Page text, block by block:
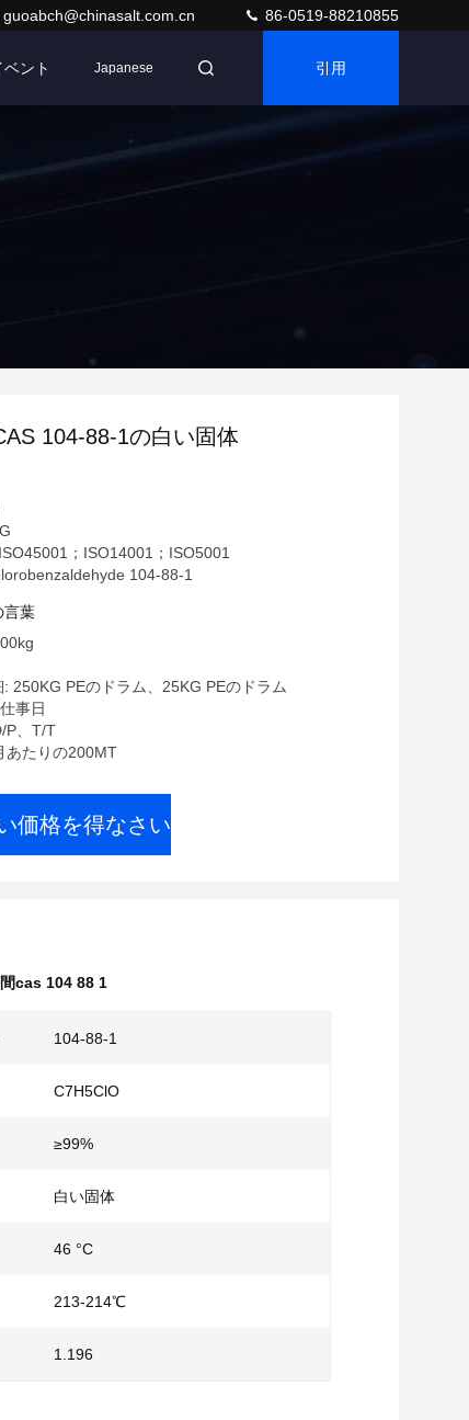
guoabch@chinasalt.com.cn 86-0519-88210855
ベント Japanese 引用
104-88-1の白い固体
；ISO14001；ISO5001
104-88-1
言葉
250KG PEのドラム、25KG PEのドラム
事日
P、T/T
あたりの200MT
価格を得なさい
cas 104 88 1
104-88-1
C7H5ClO
≥99%
白い固体
46 °C
213-214℃
1.196